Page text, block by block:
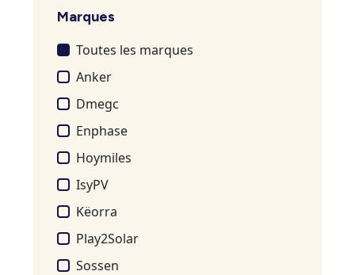
Marques
Toutes les marques
Anker
Dmegc
Enphase
Hoymiles
IsyPV
Këorra
Play2Solar
Sossen